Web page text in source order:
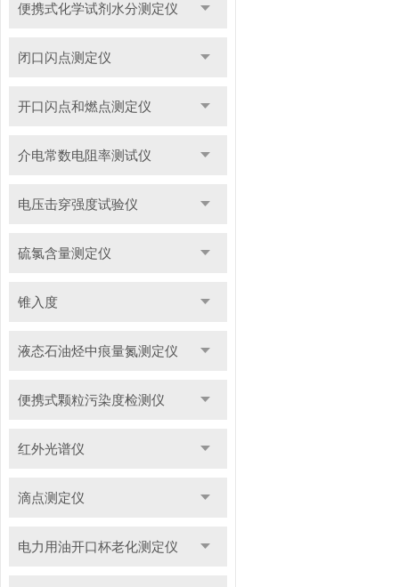
便携式化学试剂水分测定仪
闭口闪点测定仪
开口闪点和燃点测定仪
介电常数电阻率测试仪
电压击穿强度试验仪
硫氯含量测定仪
锥入度
液态石油烃中痕量氮测定仪
便携式颗粒污染度检测仪
红外光谱仪
滴点测定仪
电力用油开口杯老化测定仪